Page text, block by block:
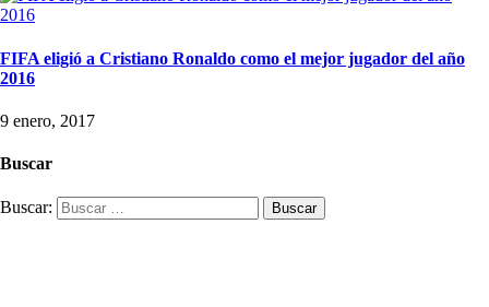
FIFA eligió a Cristiano Ronaldo como el mejor jugador del año
2016
9 enero, 2017
Buscar
Buscar: